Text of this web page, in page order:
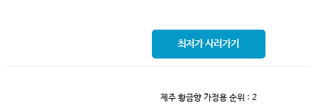
최저가 사러가기
제주 황금향 가정용 순위 : 2